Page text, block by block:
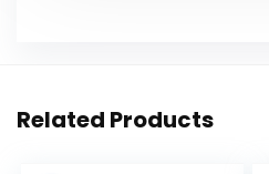
Related Products